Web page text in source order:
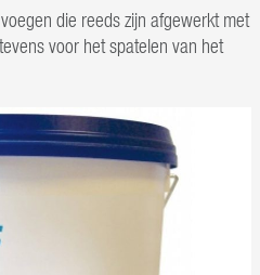
die reeds zijn afgewerkt met
voor het spatelen van het